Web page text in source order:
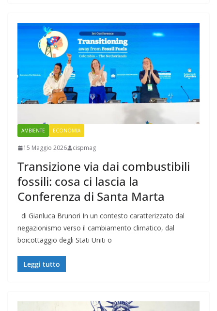
AMBIENTE ECONOMIA
15 Maggio 2026 cispmag
Transizione via dai combustibili
fossili: cosa ci lascia la
Conferenza di Santa Marta
di Gianluca Brunori In un contesto caratterizzato dal
negazionismo verso il cambiamento climatico, dal
boicottaggio degli Stati Uniti o
Leggi tutto